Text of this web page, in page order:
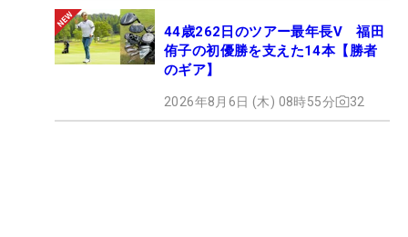
44歳262日のツアー最年長V 福田
侑子の初優勝を支えた14本【勝者
のギア】
2026年8月6日 (木) 08時55分 32